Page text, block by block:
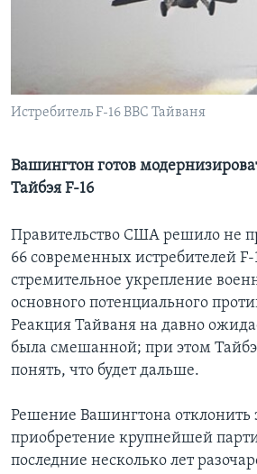
Языки
Истребитель F-16 ВВС Тайваня
Вашингтон готов
Тайбэя F-16
Правительство США решило не
66 современных истребителей F-
стремительное укрепление
основного потенциального
Реакция Тайваня на давно
была смешанной; при этом
понять, что будет дальше.
Решение Вашингтона отклонить
приобретение крупнейшей
последние несколько лет